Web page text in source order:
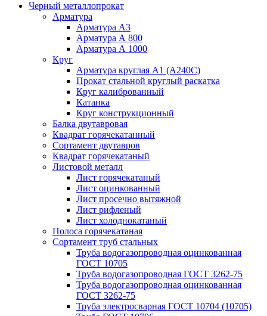
Черный металлопрокат
Арматура
Арматура А3
Арматура А 800
Арматура А 1000
Круг
Арматура круглая А1 (А240C)
Прокат стальной круглый раскатка
Круг калиброванный
Катанка
Круг конструкционный
Балка двутавровая
Квадрат горячекатанный
Сортамент двутавров
Квадрат горячекатаный
Листовой металл
Лист горячекатаный
Лист оцинкованный
Лист просечно вытяжной
Лист рифленый
Лист холоднокатаный
Полоса горячекатаная
Сортамент труб стальных
Труба водогазопроводная оцинкованная
ГОСТ 10705
Труба водогазопроводная ГОСТ 3262-75
Труба водогазопроводная оцинкованная
ГОСТ 3262-75
Труба электросварная ГОСТ 10704 (10705)